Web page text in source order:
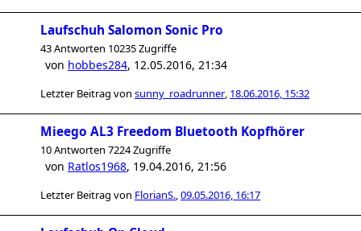
Laufschuh Salomon Sonic Pro
43 Antworten 10235 Zugriffe
von hobbes284, 12.05.2016, 21:34
Letzter Beitrag von sunny_roadrunner, 18.06.2016, 15:32
Mieego AL3 Freedom Bluetooth Kopfhörer
10 Antworten 7224 Zugriffe
von Ratlos1968, 19.04.2016, 21:56
Letzter Beitrag von FlorianS.,09.05.2016, 16:17